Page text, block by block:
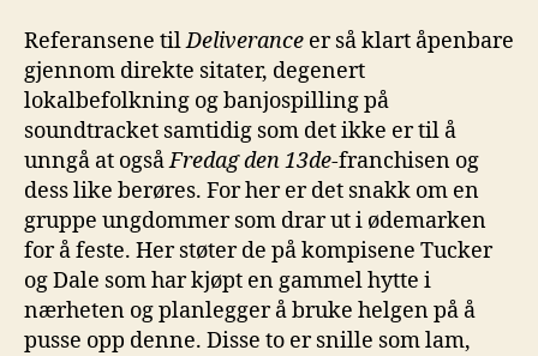
Referansene tilDeliverance er så klart åpenbare
gjennom direkte sitater, degenert
lokalbefolkning og banjospilling på
soundtracket samtidig som det ikke er til å
unngå at ogsåFredag den 13de-franchisen og
dess like berøres. For her er det snakk om en
gruppe ungdommer som drar ut i ødemarken
for å feste. Her støter de på kompisene Tucker
og Dale som har kjøpt en gammel hytte i
nærheten og planlegger å bruke helgen på å
pusse opp denne. Disse to er snille som lam,